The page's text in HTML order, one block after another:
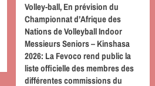
Volley-ball, En prévision du
Championnat d’Afrique des
Nations de Volleyball Indoor
Messieurs Seniors – Kinshasa
2026: La Fevoco rend public la
liste officielle des membres des
différentes commissions du